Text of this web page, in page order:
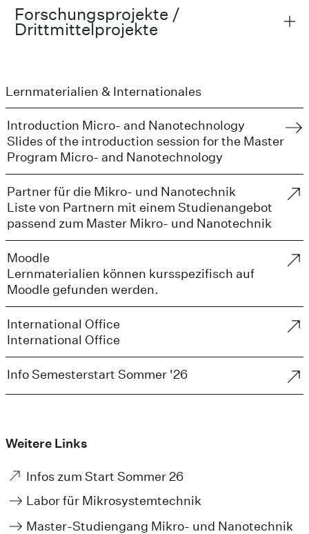
Forschungsprojekte /
Drittmittelprojekte
Lernmaterialien & Internationales
Introduction Micro- and Nanotechnology
Slides of the introduction session for the Master
Program Micro- and Nanotechnology
Partner für die Mikro- und Nanotechnik
Liste von Partnern mit einem Studienangebot
passend zum Master Mikro- und Nanotechnik
Moodle
Lernmaterialien können kursspezifisch auf
Moodle gefunden werden.
International Office
International Office
Info Semesterstart Sommer '26
Weitere Links
Infos zum Start Sommer 26
Labor für Mikrosystemtechnik
Master-Studiengang Mikro- und Nanotechnik